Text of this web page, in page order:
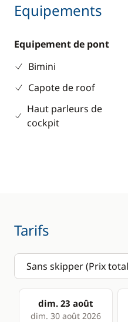
Equipements
Equipement de pont
Bimini
Capote de roof
Haut parleurs de
cockpit
Tarifs
dim. 23 août
dim. 30 août 2026